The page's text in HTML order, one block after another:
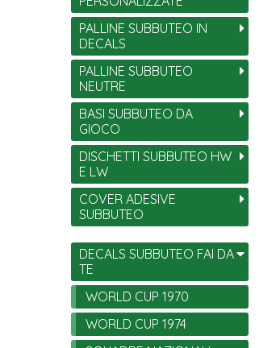
PALLINE SUBBUTEO IN
DECALS
PALLINE SUBBUTEO
NEUTRE
BASI SUBBUTEO DA
GIOCO
DISCHETTI SUBBUTEO HW
E LW
COVER ADESIVE
SUBBUTEO
DECALS SUBBUTEO FAI DA
TE
WORLD CUP 1970
WORLD CUP 1974